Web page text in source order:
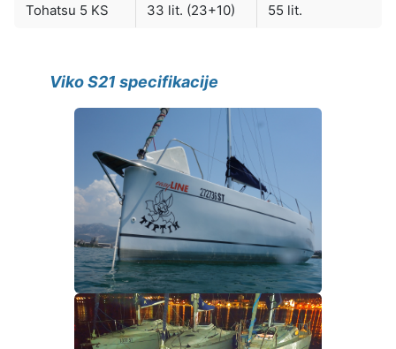
Tohatsu 5 KS 33 lit. (23+10) 55 lit.
Viko S21 specifikacije